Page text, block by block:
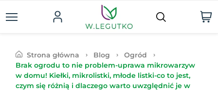
Strona główna Blog
Ogród
Brak ogrodu to nie problem-uprawa mikrowarzyw
w domu! Kiełki, mikrolistki, młode listki-co to jest,
czym się różnią i dlaczego warto uwzględnić je w